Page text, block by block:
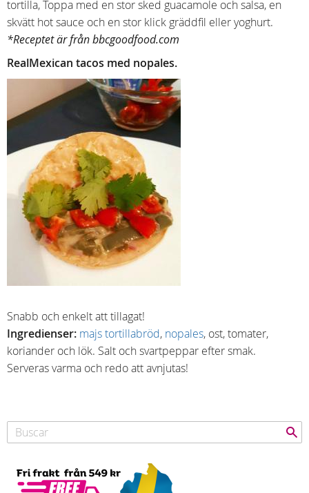
tortilla, Toppa med en stor sked guacamole och salsa, en
skvätt hot sauce och en stor klick gräddfil eller yoghurt.
*Receptet är från bbcgoodfood.com
RealMexican tacos med nopales.
Snabb och enkelt att tillagat!
Ingredienser: majs tortillabröd, nopales, ost, tomater,
koriander och lök. Salt och svartpeppar efter smak.
Serveras varma och redo att avnjutas!